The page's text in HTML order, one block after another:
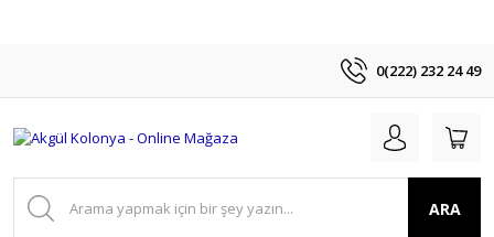
0(222) 232 24 49
ARA